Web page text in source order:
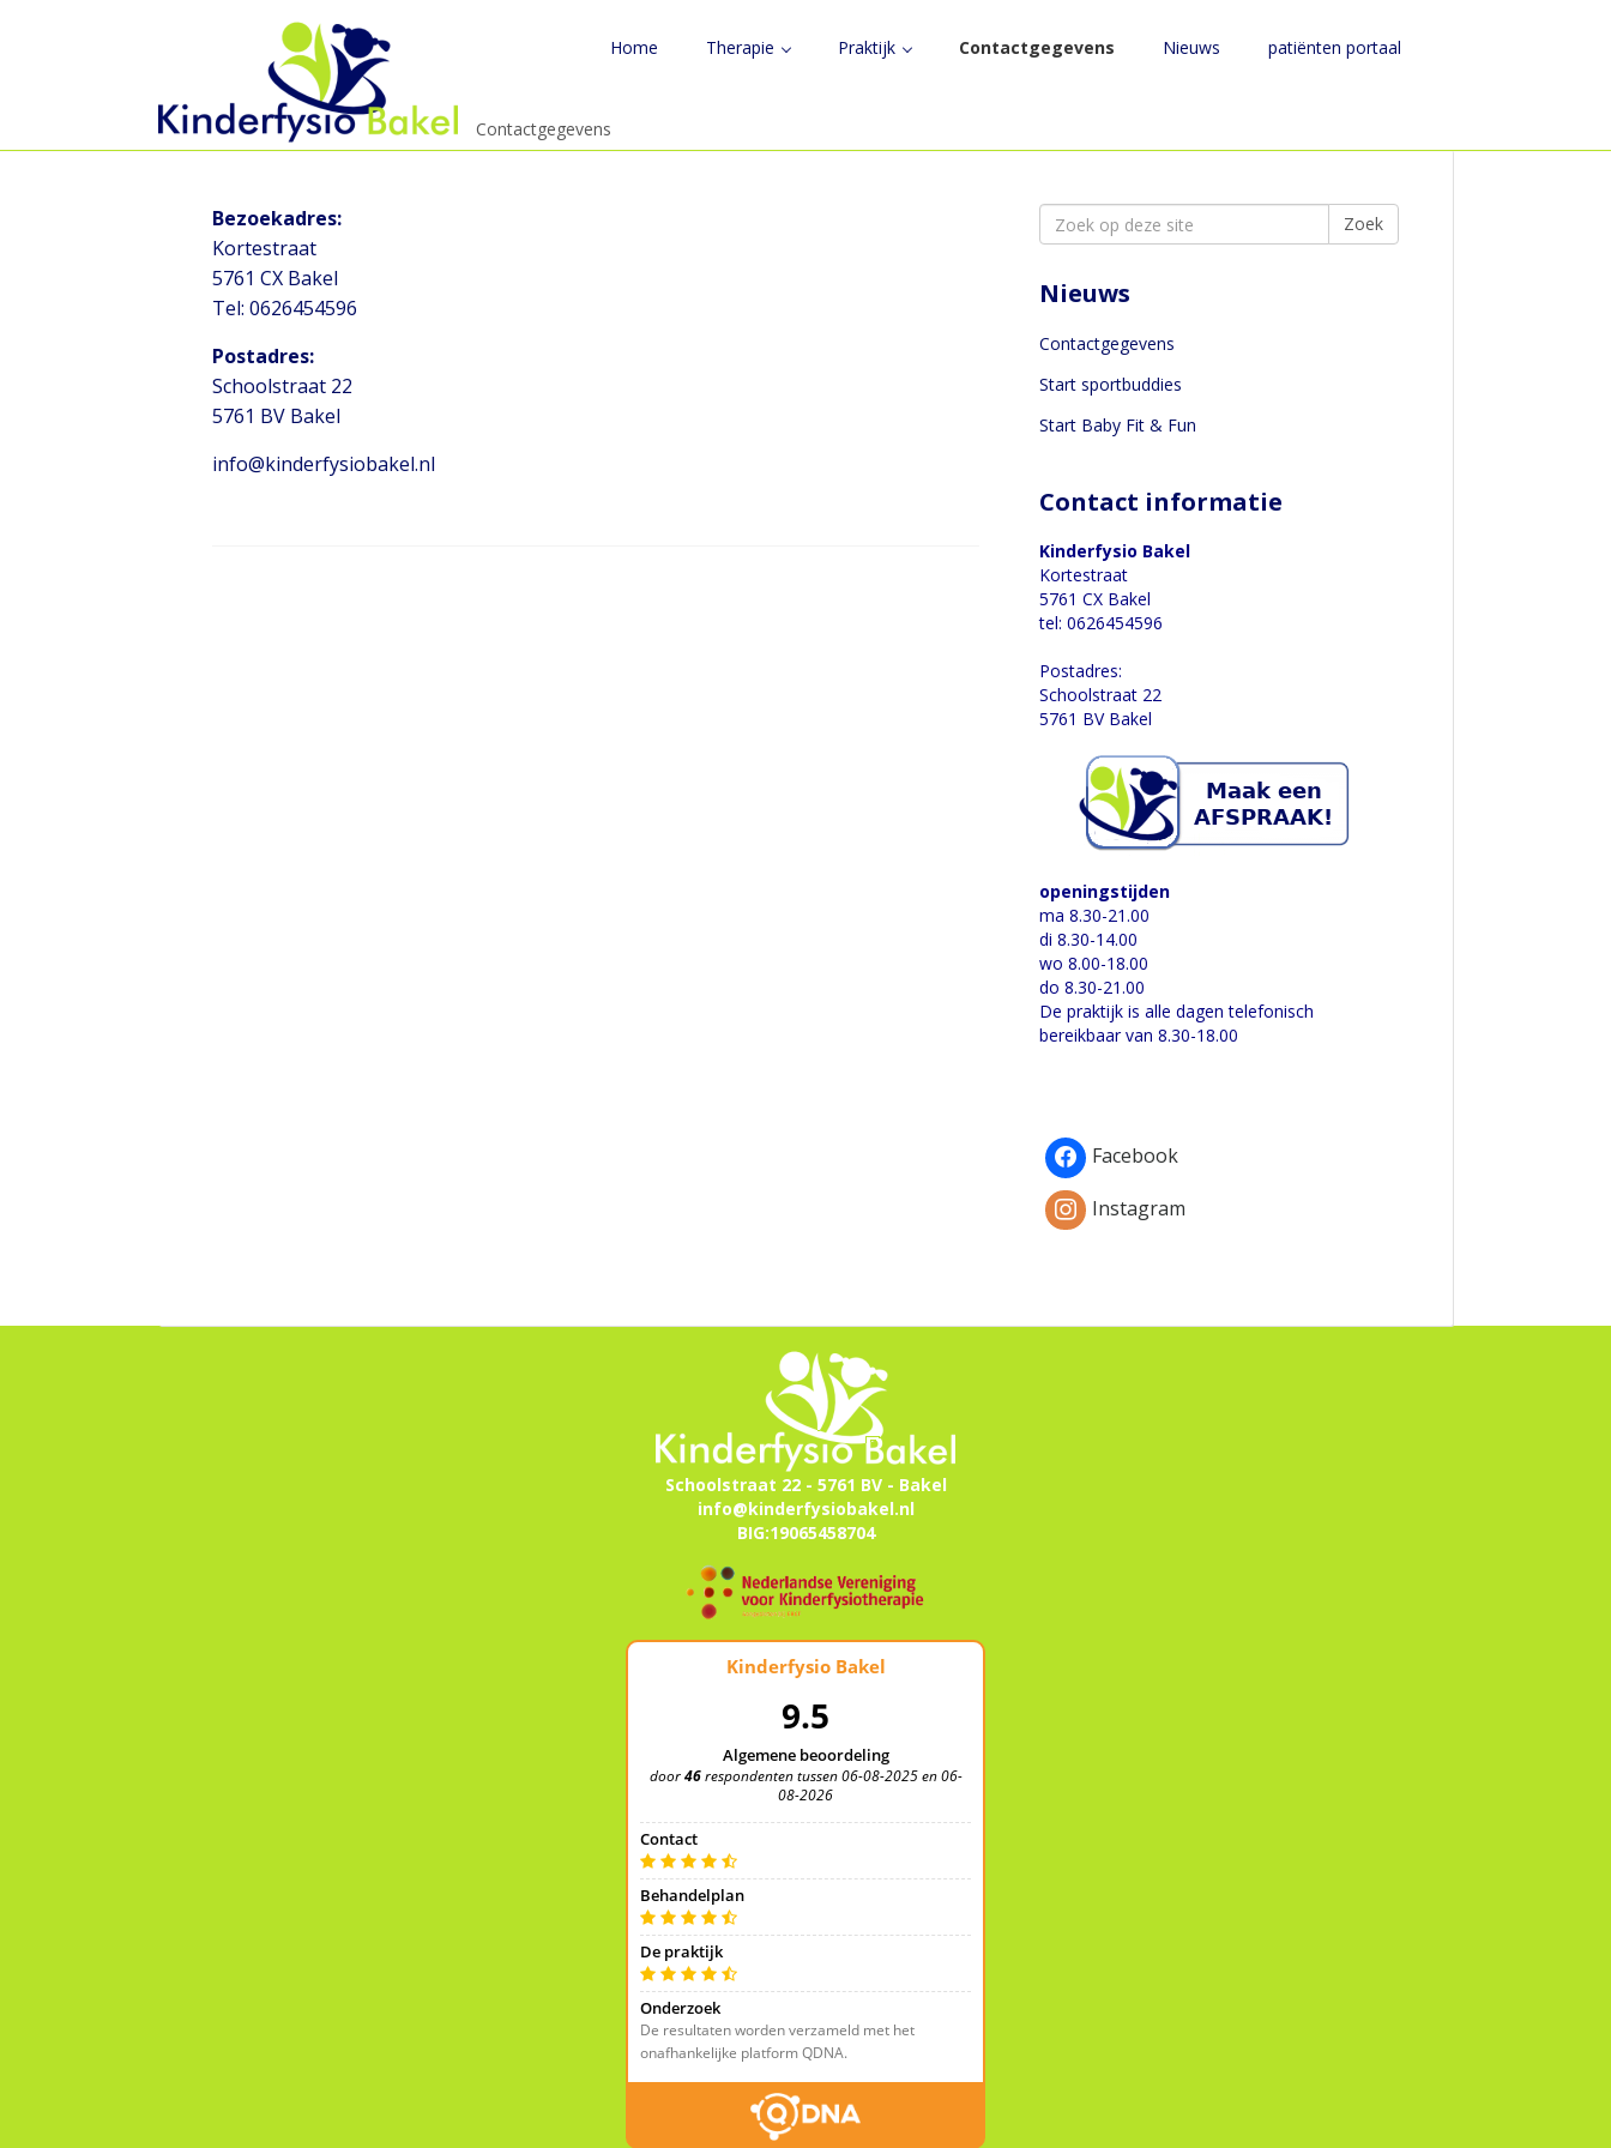
content
Contactgegevens
Home Therapie Praktijk Contactgegevens Nieuws patiënten portaal
Bezoekadres:
Kortestraat
5761 CX Bakel
Tel: 0626454596
Postadres:
Schoolstraat 22
5761 BV Bakel
info@kinderfysiobakel.nl
Search
for:
Zoek
Nieuws
Contactgegevens
Start sportbuddies
Start Baby Fit & Fun
Contact informatie
Kinderfysio Bakel
Kortestraat
5761 CX Bakel
tel: 0626454596
Postadres:
Schoolstraat 22
5761 BV Bakel
openingstijden
ma 8.30-21.00
di 8.30-14.00
wo 8.00-18.00
do 8.30-21.00
De praktijk is alle dagen telefonisch
bereikbaar van 8.30-18.00
Facebook
Instagram
Schoolstraat 22 - 5761 BV - Bakel
info@kinderfysiobakel.nl
BIG:19065458704